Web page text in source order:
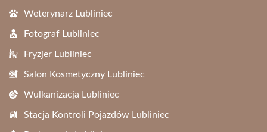
Weterynarz Lubliniec
Fotograf Lubliniec
Fryzjer Lubliniec
Salon Kosmetyczny Lubliniec
Wulkanizacja Lubliniec
Stacja Kontroli Pojazdów Lubliniec